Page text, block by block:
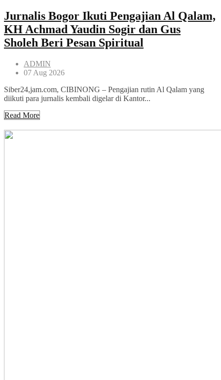
Jurnalis Bogor Ikuti Pengajian Al Qalam,
KH Achmad Yaudin Sogir dan Gus
Sholeh Beri Pesan Spiritual
ADMIN
07 Aug 2026
Siber24,jam.com, CIBINONG – Pengajian rutin Al Qalam yang
diikuti para jurnalis kembali digelar di Kantor...
Read More